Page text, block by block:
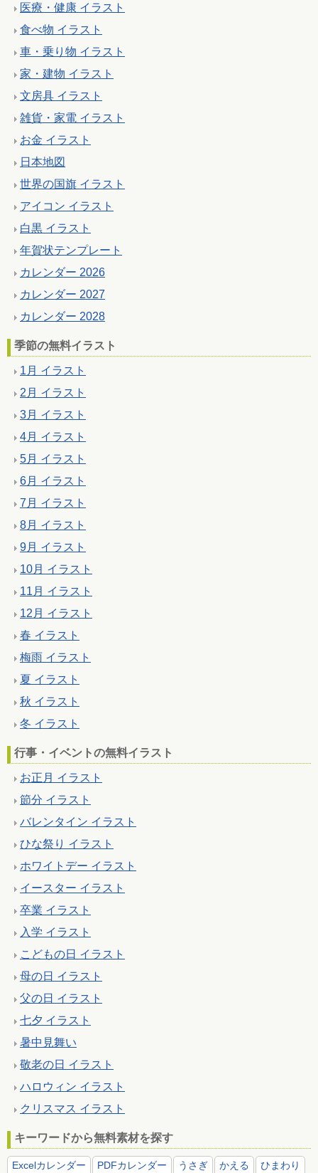
医療・健康 イラスト
食べ物 イラスト
車・乗り物 イラスト
家・建物 イラスト
文房具 イラスト
雑貨・家電 イラスト
お金 イラスト
日本地図
世界の国旗 イラスト
アイコン イラスト
白黒 イラスト
年賀状テンプレート
カレンダー 2026
カレンダー 2027
カレンダー 2028
季節の無料イラスト
1月 イラスト
2月 イラスト
3月 イラスト
4月 イラスト
5月 イラスト
6月 イラスト
7月 イラスト
8月 イラスト
9月 イラスト
10月 イラスト
11月 イラスト
12月 イラスト
春 イラスト
梅雨 イラスト
夏 イラスト
秋 イラスト
冬 イラスト
行事・イベントの無料イラスト
お正月 イラスト
節分 イラスト
バレンタイン イラスト
ひな祭り イラスト
ホワイトデー イラスト
イースター イラスト
卒業 イラスト
入学 イラスト
こどもの日 イラスト
母の日 イラスト
父の日 イラスト
七夕 イラスト
暑中見舞い
敬老の日 イラスト
ハロウィン イラスト
クリスマス イラスト
キーワードから無料素材を探す
Excelカレンダー PDFカレンダー うさぎ かえる ひまわり